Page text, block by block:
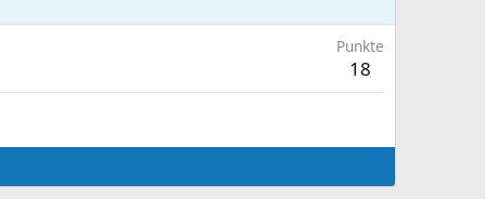
Punkte
18